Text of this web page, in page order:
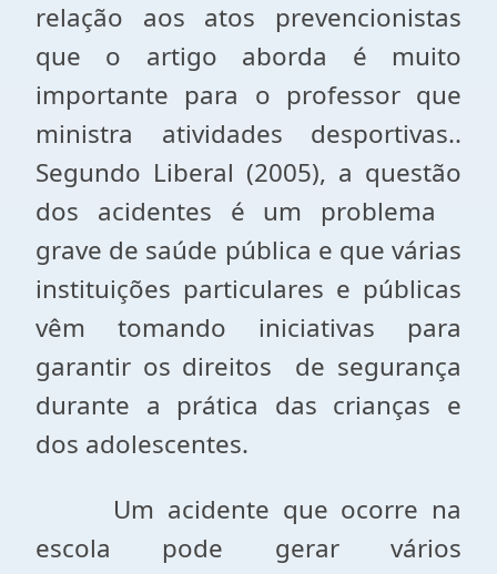
relação aos atos prevencionistas
que o artigo aborda é muito
importante para o professor que
ministra atividades desportivas..
Segundo Liberal (2005), a questão
dos acidentes é um problema
grave de saúde pública e que várias
instituições particulares e públicas
vêm tomando iniciativas para
garantir os direitos de segurança
durante a prática das crianças e
dos adolescentes.
Um acidente que ocorre na
escola pode gerar vários